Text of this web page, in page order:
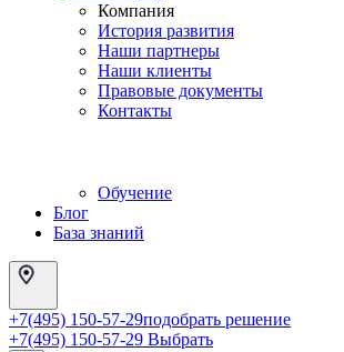
Компания
История развития
Наши партнеры
Наши клиенты
Правовые документы
Контакты
Обучение
Блог
База знаний
+7(495) 150-57-29подобрать решение
+7(495) 150-57-29 Выбрать